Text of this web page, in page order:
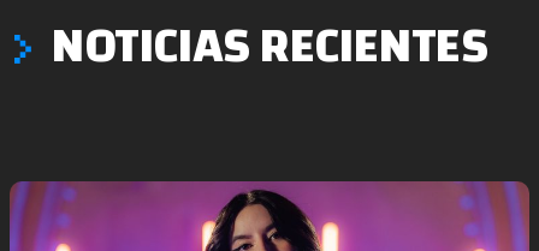
NOTICIAS RECIENTES